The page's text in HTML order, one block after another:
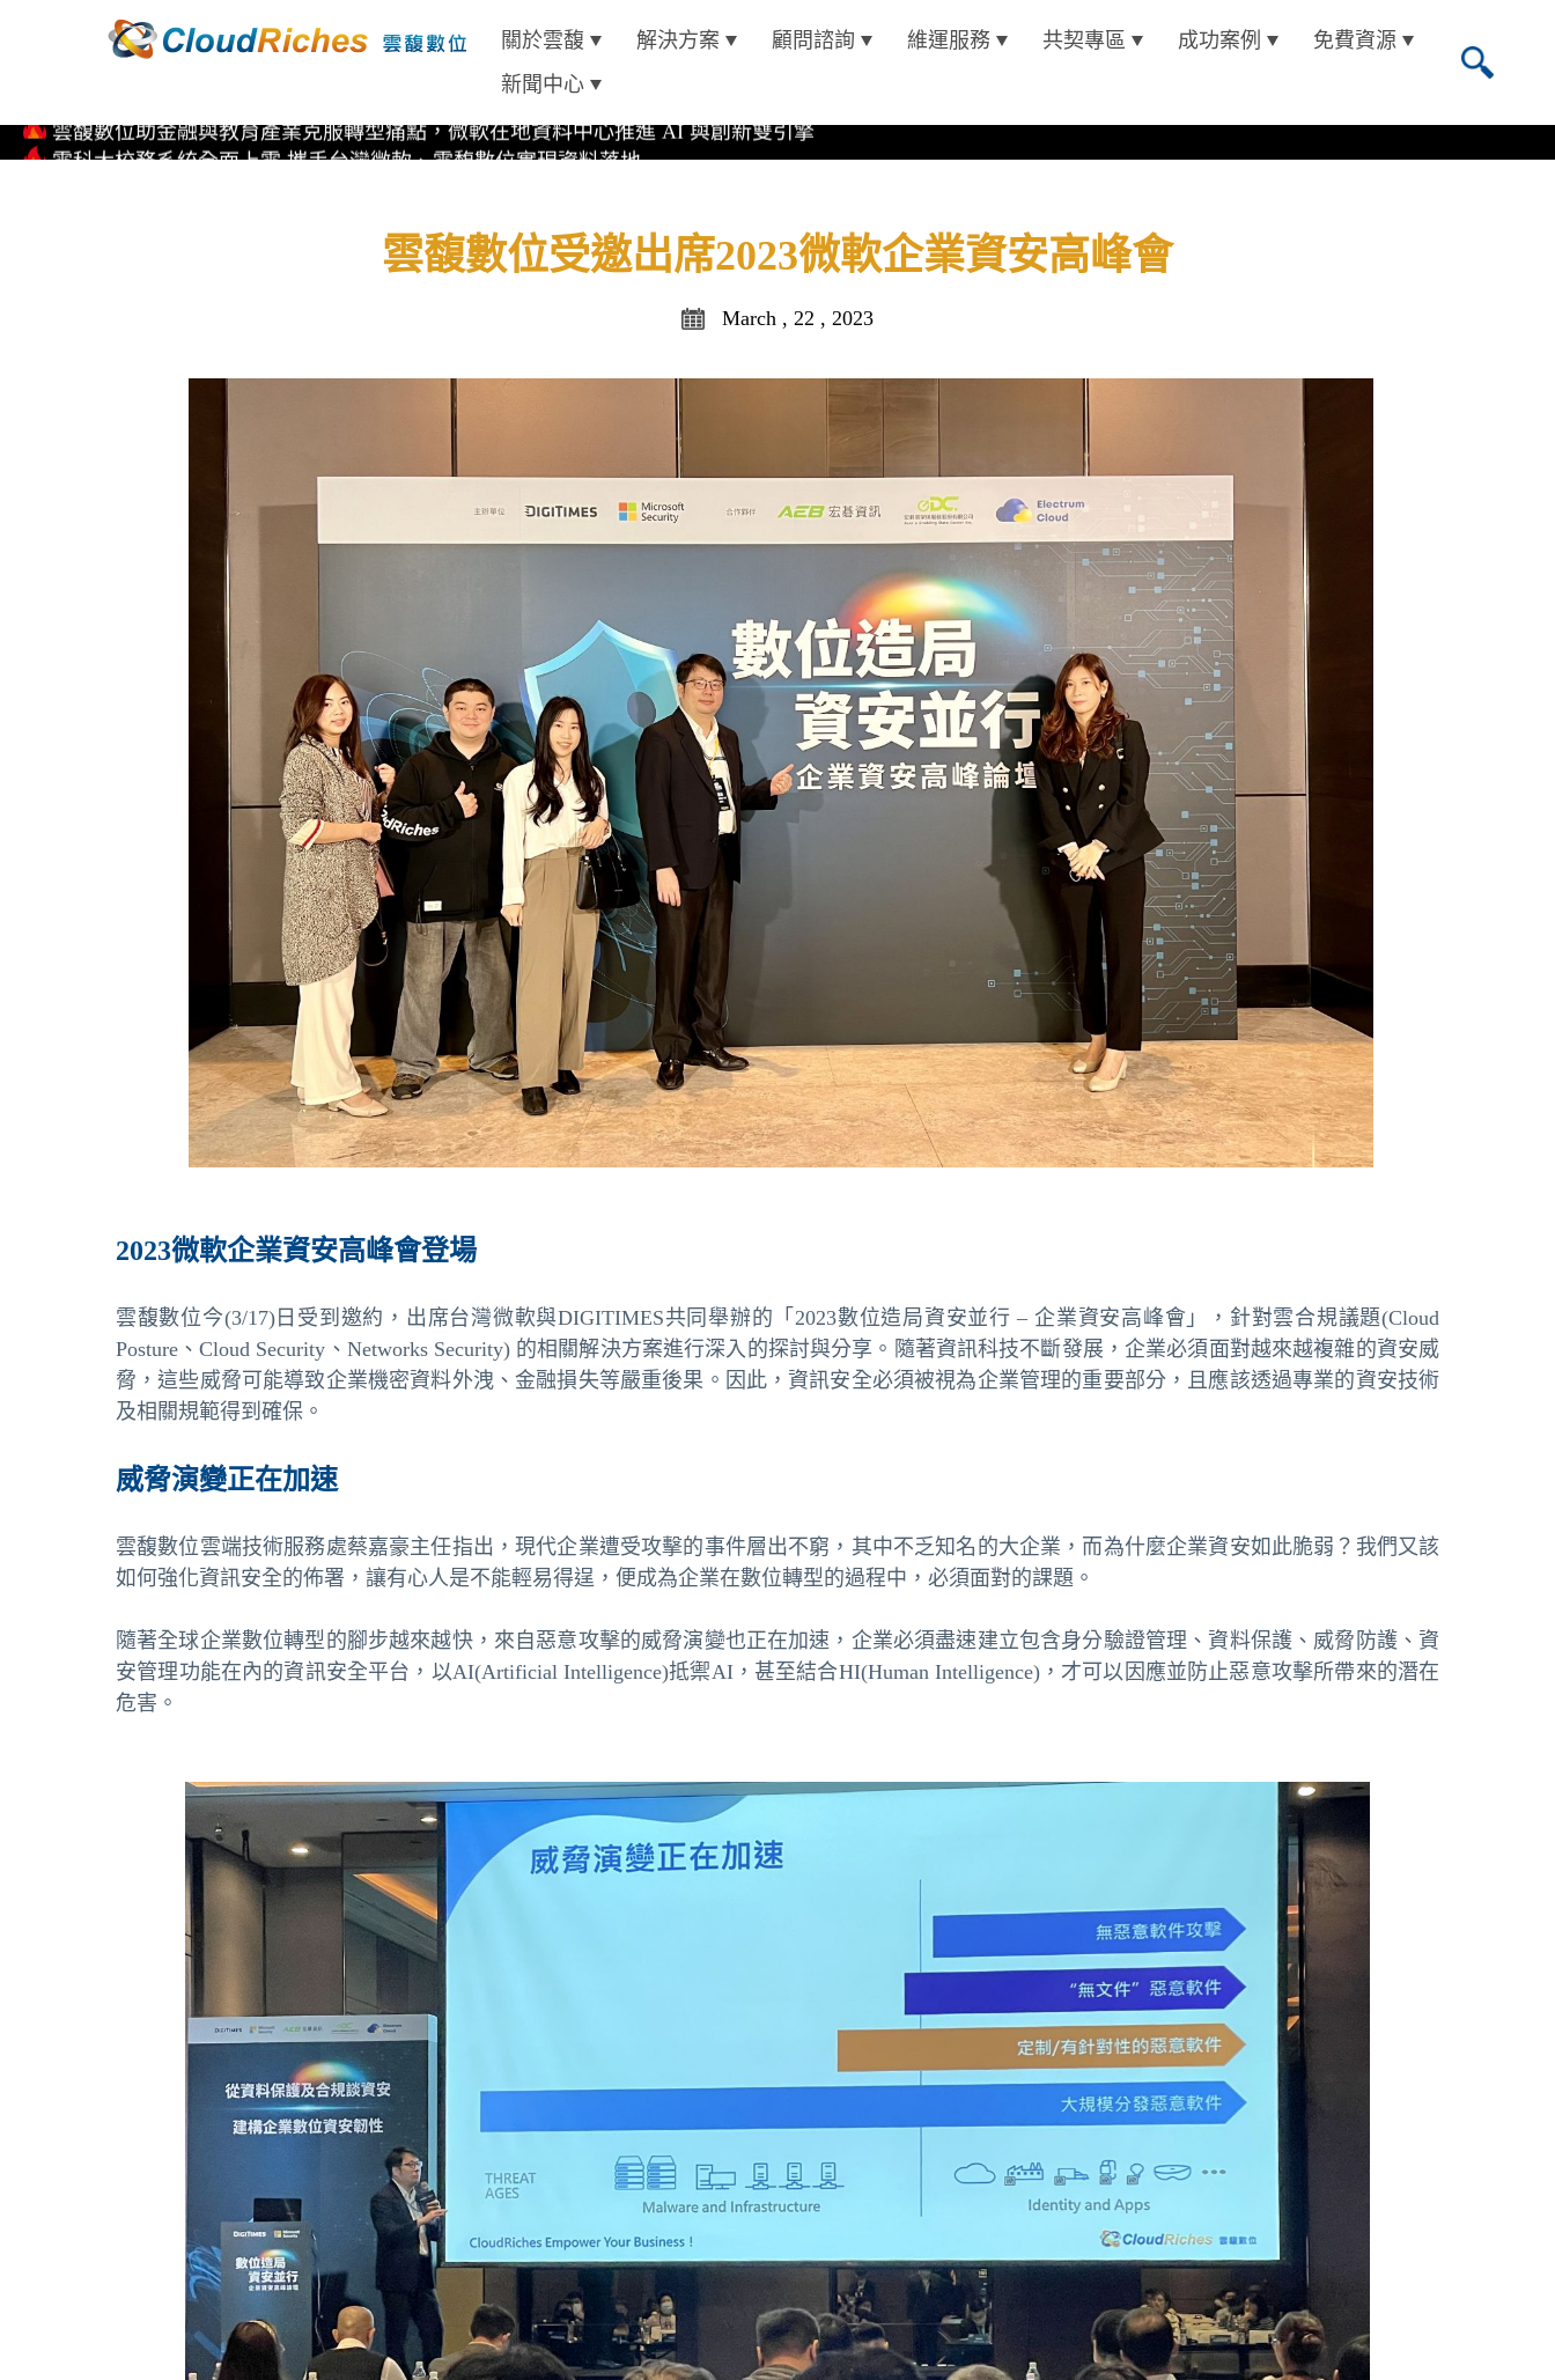
關於雲馥 解決方案 顧問諮詢 維運服務 共契專區 成功案例
免費資源
新聞中心
Copilot for M365 企業生產力全方位解決方案
國內企業先驅！雲馥數位率先取得Kubernetes on Microsoft Azure 認證
雲科大校務系統全面上雲 攜手台灣微軟、雲馥數位實現資料落地
直擊 Microsoft AI Tour 全球巡迴 台北站 首次亮相EP4 AI 平台
國內企業先驅！雲馥數位率先取得Kubernetes on Microsoft Azure 認證
雲馥數位受邀出席2023微軟企業資安高峰會
March , 22 , 2023
2023微軟企業資安高峰會登場
雲馥數位今(3/17)日受到邀約，出席台灣微軟與DIGITIMES共同舉辦的「2023數位造局資安並行 – 企業資安高峰會」，針對雲合規議題(Cloud
Posture、Cloud Security、Networks Security) 的相關解決方案進行深入的探討與分享。隨著資訊科技不斷發展，企業必須面對越來越複雜的資安威
脅，這些威脅可能導致企業機密資料外洩、金融損失等嚴重後果。因此，資訊安全必須被視為企業管理的重要部分，且應該透過專業的資安技術
及相關規範得到確保。
威脅演變正在加速
雲馥數位雲端技術服務處蔡嘉豪主任指出，現代企業遭受攻擊的事件層出不窮，其中不乏知名的大企業，而為什麼企業資安如此脆弱？我們又該
如何強化資訊安全的佈署，讓有心人是不能輕易得逞，便成為企業在數位轉型的過程中，必須面對的課題。
隨著全球企業數位轉型的腳步越來越快，來自惡意攻擊的威脅演變也正在加速，企業必須盡速建立包含身分驗證管理、資料保護、威脅防護、資
安管理功能在內的資訊安全平台，以AI(Artificial Intelligence)抵禦AI，甚至結合HI(Human Intelligence)，才可以因應並防止惡意攻擊所帶來的潛在
危害。